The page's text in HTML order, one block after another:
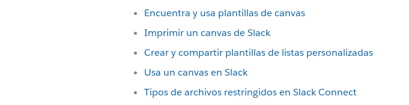
Encuentra y usa plantillas de canvas
Imprimir un canvas de Slack
Crear y compartir plantillas de listas personalizadas
Usa un canvas en Slack
Tipos de archivos restringidos en Slack Connect